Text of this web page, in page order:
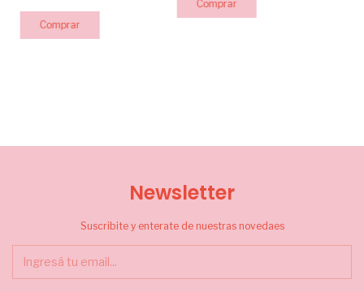
Newsletter
Suscribite y enterate de nuestras novedaes